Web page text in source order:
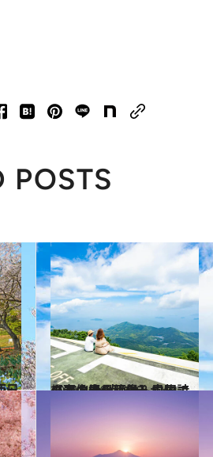
POSTS
2021.4.26
【春の絶景画像】中国エリアの春の絶景＆風物詩の画像(24点)をチェック！
旅＆お出かけ